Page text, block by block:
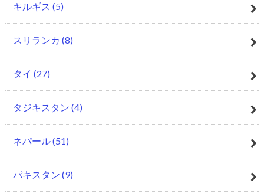
キルギス (5)
スリランカ (8)
タイ (27)
タジキスタン (4)
ネパール(51)
パキスタン (9)